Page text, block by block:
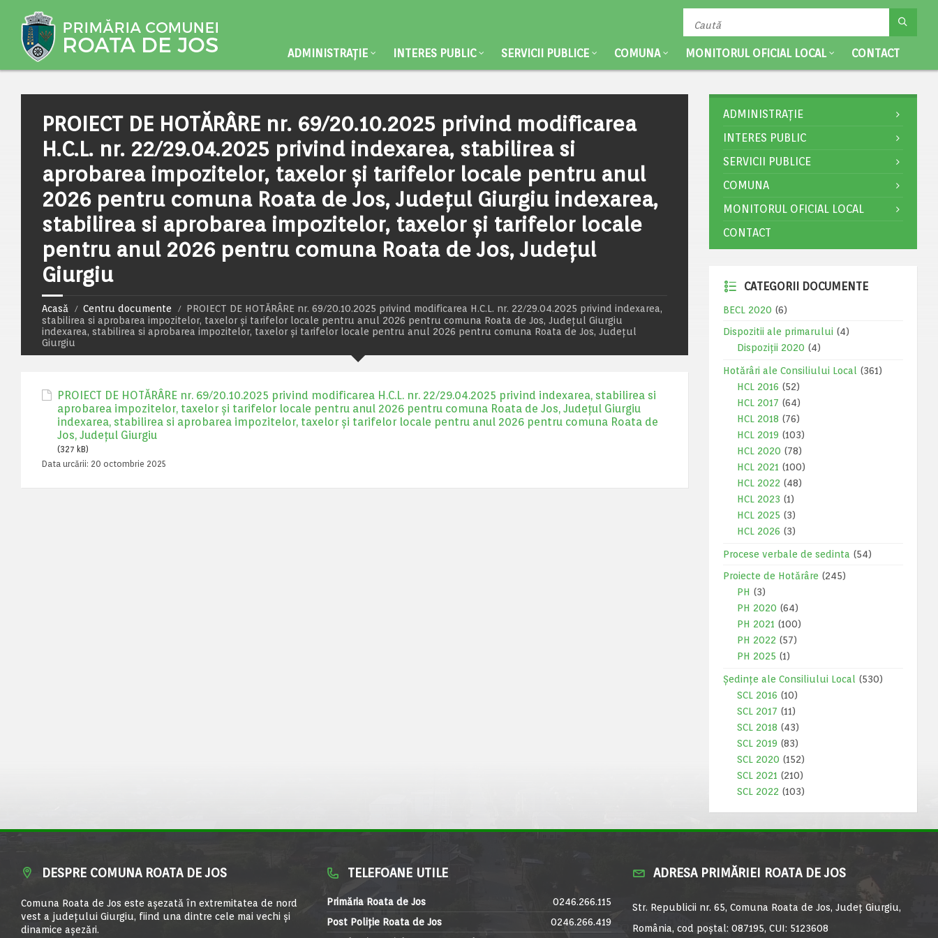
ADMINISTRAȚIE INTERES PUBLIC SERVICII PUBLICE COMUNA MONITORUL OFICIAL LOCAL CONTACT
PROIECT DE HOTĂRÂRE nr. 69/20.10.2025 privind modificarea
H.C.L. nr. 22/29.04.2025 privind indexarea, stabilirea si
aprobarea impozitelor, taxelor și tarifelor locale pentru anul
2026 pentru comuna Roata de Jos, Județul Giurgiu indexarea,
stabilirea si aprobarea impozitelor, taxelor și tarifelor locale
pentru anul 2026 pentru comuna Roata de Jos, Județul
Giurgiu
Acasă Centru documente
PROIECT DE HOTĂRÂRE nr. 69/20.10.2025 privind modificarea H.C.L. nr. 22/29.04.2025 privind indexarea,
stabilirea si aprobarea impozitelor, taxelor și tarifelor locale pentru anul 2026 pentru comuna Roata de Jos, Județul Giurgiu
indexarea, stabilirea si aprobarea impozitelor, taxelor și tarifelor locale pentru anul 2026 pentru comuna Roata de Jos, Județul
Giurgiu
PROIECT DE HOTĂRÂRE nr. 69/20.10.2025 privind modificarea H.C.L. nr. 22/29.04.2025 privind indexarea, stabilirea si
aprobarea impozitelor, taxelor și tarifelor locale pentru anul 2026 pentru comuna Roata de Jos, Județul Giurgiu
indexarea, stabilirea si aprobarea impozitelor, taxelor și tarifelor locale pentru anul 2026 pentru comuna Roata de
Jos, Județul Giurgiu
(327 kB)
Data urcării: 20 octombrie 2025
ADMINISTRAȚIE
INTERES PUBLIC
SERVICII PUBLICE
COMUNA
MONITORUL OFICIAL LOCAL
CONTACT
CATEGORII DOCUMENTE
BECL 2020 (6)
Dispozitii ale primarului (4)
Dispoziții 2020 (4)
Hotărâri ale Consiliului Local
(361)
HCL 2016 (52)
HCL 2017 (64)
HCL 2018 (76)
HCL 2019 (103)
HCL 2020 (78)
HCL 2021 (100)
HCL 2022 (48)
HCL 2023 (1)
HCL 2025 (3)
HCL 2026 (3)
Procese verbale de sedinta (54)
Proiecte de Hotărâre (245)
PH (3)
PH 2020 (64)
PH 2021 (100)
PH 2022 (57)
PH 2025 (1)
Ședințe ale Consiliului Local
(530)
SCL 2016 (10)
SCL 2017 (11)
SCL 2018 (43)
SCL 2019 (83)
SCL 2020 (152)
SCL 2021 (210)
SCL 2022 (103)
DESPRE COMUNA ROATA DE JOS
Comuna Roata de Jos este aşezată în extremitatea de nord
vest a judeţului Giurgiu, fiind una dintre cele mai vechi şi
dinamice aşezări.
TELEFOANE UTILE
Primăria Roata de Jos
0246.266.115
Post Poliție Roata de Jos
0246.266.419
ADRESA PRIMĂRIEI ROATA DE JOS
Str. Republicii nr. 65, Comuna Roata de Jos, Județ Giurgiu,
România, cod poștal: 087195, CUI: 5123608